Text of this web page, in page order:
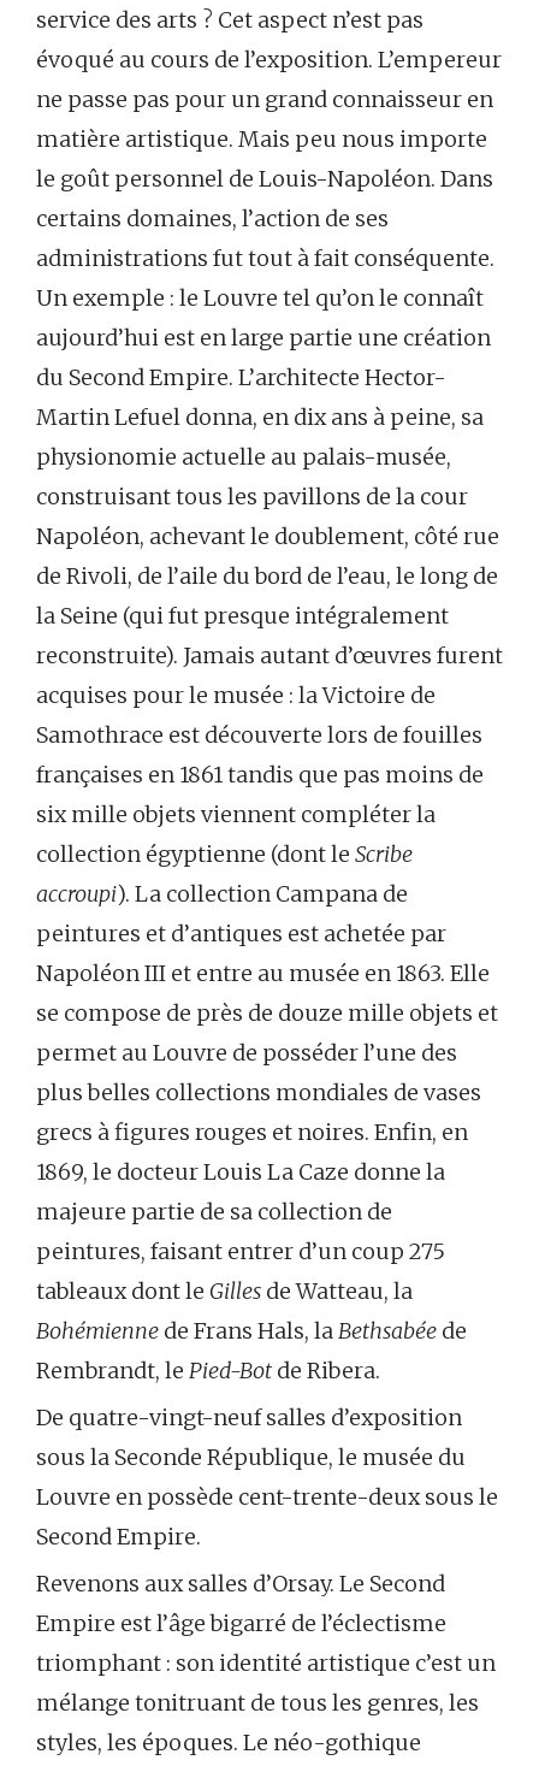
service des arts ? Cet aspect n’est pas
évoqué au cours de l’exposition. L’empereur
ne passe pas pour un grand connaisseur en
matière artistique. Mais peu nous importe
le goût personnel de Louis-Napoléon. Dans
certains domaines, l’action de ses
administrations fut tout à fait conséquente.
Un exemple : le Louvre tel qu’on le connaît
aujourd’hui est en large partie une création
du Second Empire. L’architecte Hector-
Martin Lefuel donna, en dix ans à peine, sa
physionomie actuelle au palais-musée,
construisant tous les pavillons de la cour
Napoléon, achevant le doublement, côté rue
de Rivoli, de l’aile du bord de l’eau, le long de
la Seine (qui fut presque intégralement
reconstruite). Jamais autant d’œuvres furent
acquises pour le musée : la Victoire de
Samothrace est découverte lors de fouilles
françaises en 1861 tandis que pas moins de
six mille objets viennent compléter la
collection égyptienne (dont le Scribe
accroupi). La collection Campana de
peintures et d’antiques est achetée par
Napoléon III et entre au musée en 1863. Elle
se compose de près de douze mille objets et
permet au Louvre de posséder l’une des
plus belles collections mondiales de vases
grecs à figures rouges et noires. Enfin, en
1869, le docteur Louis La Caze donne la
majeure partie de sa collection de
peintures, faisant entrer d’un coup 275
tableaux dont le Gilles de Watteau, la
Bohémienne de Frans Hals, laBethsabée de
Rembrandt, le Pied-Bot de Ribera.
De quatre-vingt-neuf salles d’exposition
sous la Seconde République, le musée du
Louvre en possède cent-trente-deux sous le
Second Empire.
Revenons aux salles d’Orsay. Le Second
Empire est l’âge bigarré de l’éclectisme
triomphant : son identité artistique c’est un
mélange tonitruant de tous les genres, les
styles, les époques. Le néo-gothique